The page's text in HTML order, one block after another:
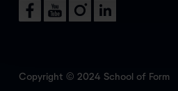
Copyright © 2024 School of Form